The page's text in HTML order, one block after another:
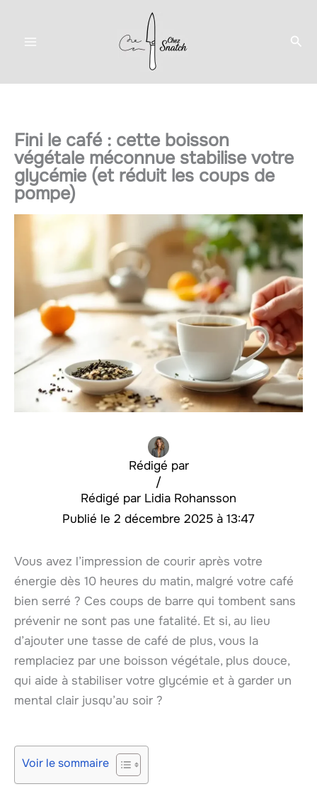
Fini le café : cette boisson
végétale méconnue stabilise votre
glycémie (et réduit les coups de
pompe)
Rédigé par
Lidia Rohansson
/
2 décembre 2025 à 13:47
Vous avez l’impression de courir après votre
énergie dès 10 heures du matin, malgré votre café
bien serré ? Ces coups de barre qui tombent sans
prévenir ne sont pas une fatalité. Et si, au lieu
d’ajouter une tasse de café de plus, vous la
remplaciez par une boisson végétale, plus douce,
qui aide à stabiliser votre glycémie et à garder un
mental clair jusqu’au soir ?
Voir le sommaire